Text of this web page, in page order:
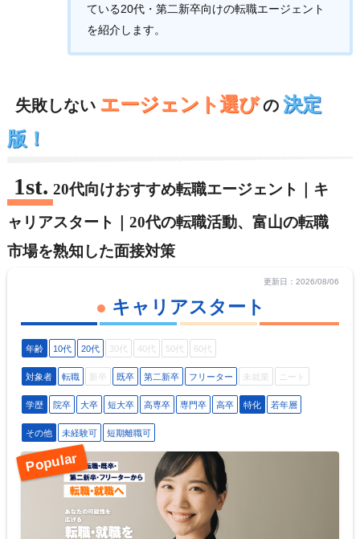
ている20代・第二新卒向けの転職エージェント
を紹介します。
失敗しない エージェント選びの 決定
版！
20代向けおすすめ転職エージェント｜キ
ャリアスタート｜20代の転職活動、富山の転職
市場を熟知した面接対策
更新日：2026/08/06
キャリアスタート
年齢 10代 20代 30代 40代 50代 60代
対象者 転職 新卒 既卒 第二新卒 フリーター 未就業 ニート
学歴 院卒 大卒 短大卒 高専卒 専門卒 高卒 特化 若年層
その他 未経験可 短期離職可